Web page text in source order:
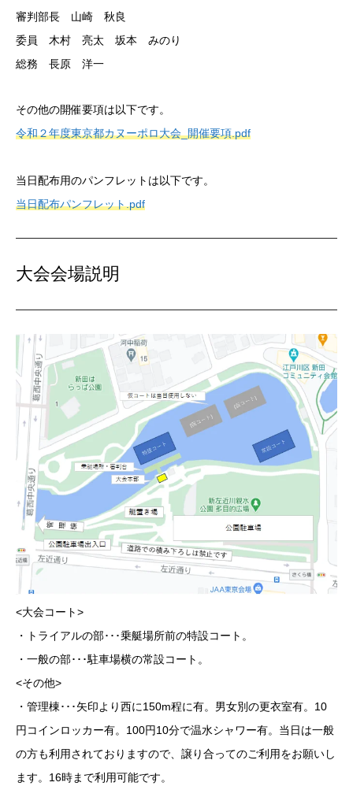
審判部長 山崎 秋良
委員 木村 亮太 坂本 みのり
総務 長原 洋一
その他の開催要項は以下です。
令和２年度東京都カヌーポロ大会_開催要項.pdf
当日配布用のパンフレットは以下です。
当日配布パンフレット.pdf
大会会場説明
<大会コート>
・トライアルの部･･･乗艇場所前の特設コート。
・一般の部･･･駐車場横の常設コート。
<その他>
・管理棟･･･矢印より西に150m程に有。男女別の更衣室有。10
円コインロッカー有。100円10分で温水シャワー有。当日は一般
の方も利用されておりますので、譲り合ってのご利用をお願いし
ます。16時まで利用可能です。